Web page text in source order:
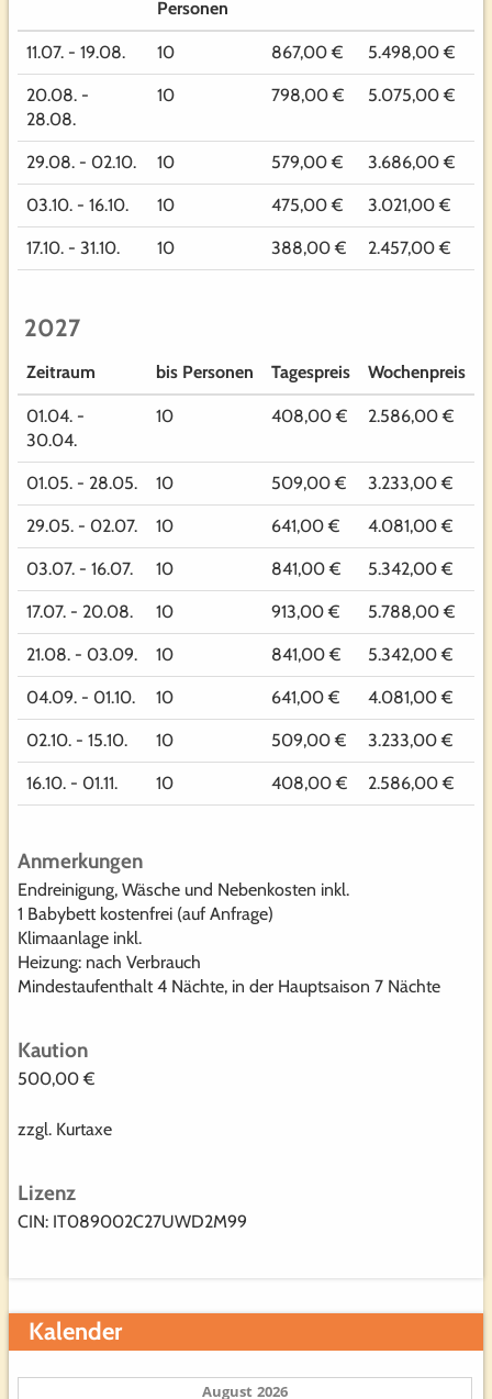
Personen
11.07. - 19.08. 10 867,00 € 5.498,00 €
20.08. -
28.08.
10 798,00 € 5.075,00 €
29.08. - 02.10. 10 579,00 € 3.686,00 €
03.10. - 16.10. 10 475,00 € 3.021,00 €
17.10. - 31.10. 10 388,00 € 2.457,00 €
2027
Zeitraum bis Personen Tagespreis Wochenpreis
01.04. -
30.04.
10 408,00 € 2.586,00 €
01.05. - 28.05. 10 509,00 € 3.233,00 €
29.05. - 02.07. 10 641,00 € 4.081,00 €
03.07. - 16.07. 10 841,00 € 5.342,00 €
17.07. - 20.08. 10 913,00 € 5.788,00 €
21.08. - 03.09. 10 841,00 € 5.342,00 €
04.09. - 01.10. 10 641,00 € 4.081,00 €
02.10. - 15.10. 10 509,00 € 3.233,00 €
16.10. - 01.11. 10 408,00 € 2.586,00 €
Anmerkungen
Endreinigung, Wäsche und Nebenkosten inkl.
1 Babybett kostenfrei (auf Anfrage)
Klimaanlage inkl.
Heizung: nach Verbrauch
Mindestaufenthalt 4 Nächte, in der Hauptsaison 7 Nächte
Kaution
500,00 €
zzgl. Kurtaxe
Lizenz
CIN: IT089002C27UWD2M99
Kalender
August 2026